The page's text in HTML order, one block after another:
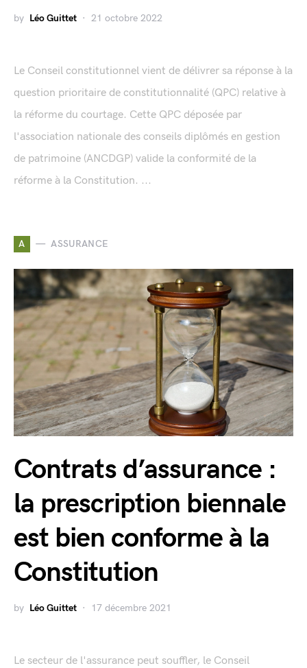
by Léo Guittet 21 octobre 2022
Le Conseil constitutionnel vient de délivrer sa réponse à la
question prioritaire de constitutionnalité (QPC) relative à
la réforme du courtage. Cette QPC déposée par
l'association nationale des conseils diplômés en gestion
de patrimoine (ANCDGP) valide la conformité de la
réforme à la Constitution. ...
A ASSURANCE
Contrats d’assurance :
la prescription biennale
est bien conforme à la
Constitution
by Léo Guittet 17 décembre 2021
Le secteur de l'assurance peut souffler, le Conseil